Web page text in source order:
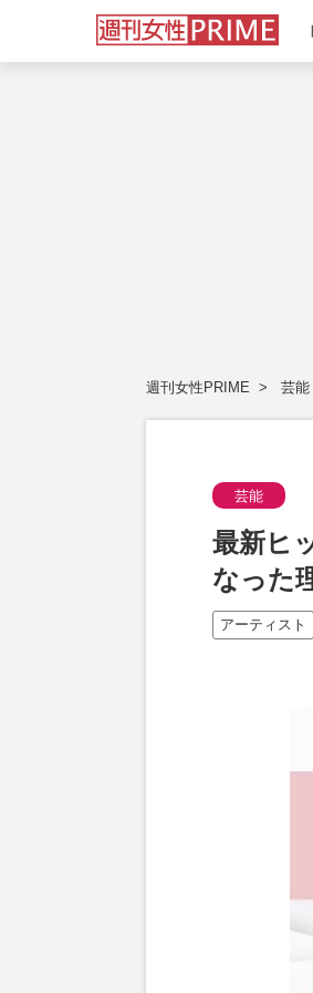
週刊女性PRIME 芸能
芸能
最新ヒ
なった
アーティスト